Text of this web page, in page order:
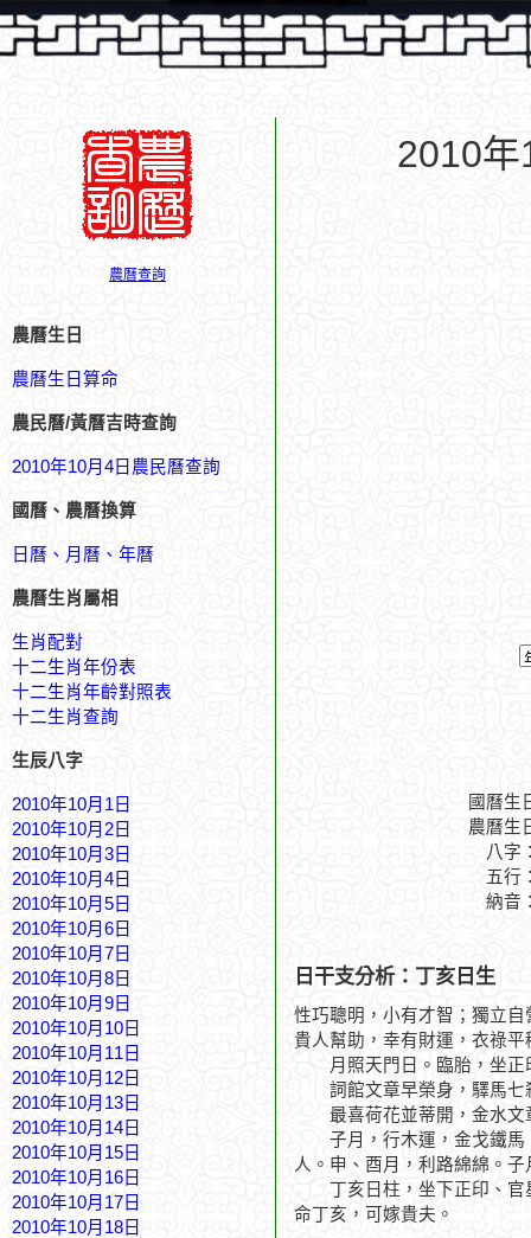
農曆查詢
農曆生日
農曆生日算命
農民曆/黃曆吉時查詢
2010年10月4日農民曆查詢
國曆、農曆換算
日曆、月曆、年曆
農曆生肖屬相
生肖配對
十二生肖年份表
十二生肖年齡對照表
十二生肖查詢
生辰八字
2010年10月1日
2010年10月2日
2010年10月3日
2010年10月4日
2010年10月5日
2010年10月6日
2010年10月7日
2010年10月8日
2010年10月9日
2010年10月10日
2010年10月11日
2010年10月12日
2010年10月13日
2010年10月14日
2010年10月15日
2010年10月16日
2010年10月17日
2010年10月18日
2010
國曆生
農曆生
八字
五行
納音
日干支分析：丁亥日生
性巧聰明，小有才智；獨立
貴人幫助，幸有財運，衣祿平
月照天門日。臨胎，坐正
詞館文章早榮身，驛馬七
最喜荷花並蒂開，金水文
子月，行木運，金戈鐵馬
人。申、酉月，利路綿綿。
丁亥日柱，坐下正印、官
命丁亥，可嫁貴夫。